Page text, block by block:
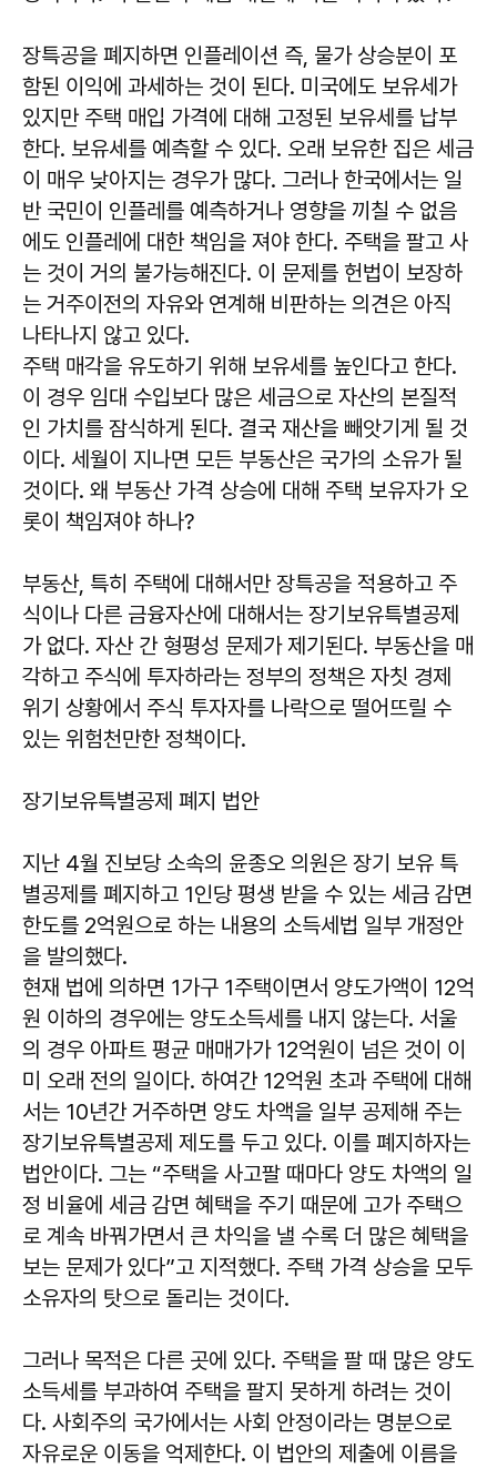
장특공을 폐지하면 인플레이션 즉, 물가 상승분이 포
함된 이익에 과세하는 것이 된다. 미국에도 보유세가
있지만 주택 매입 가격에 대해 고정된 보유세를 납부
한다. 보유세를 예측할 수 있다. 오래 보유한 집은 세금
이 매우 낮아지는 경우가 많다. 그러나 한국에서는 일
반 국민이 인플레를 예측하거나 영향을 끼칠 수 없음
에도 인플레에 대한 책임을 져야 한다. 주택을 팔고 사
는 것이 거의 불가능해진다. 이 문제를 헌법이 보장하
는 거주이전의 자유와 연계해 비판하는 의견은 아직
나타나지 않고 있다.
주택 매각을 유도하기 위해 보유세를 높인다고 한다.
이 경우 임대 수입보다 많은 세금으로 자산의 본질적
인 가치를 잠식하게 된다. 결국 재산을 빼앗기게 될 것
이다. 세월이 지나면 모든 부동산은 국가의 소유가 될
것이다. 왜 부동산 가격 상승에 대해 주택 보유자가 오
롯이 책임져야 하나?
부동산, 특히 주택에 대해서만 장특공을 적용하고 주
식이나 다른 금융자산에 대해서는 장기보유특별공제
가 없다. 자산 간 형평성 문제가 제기된다. 부동산을 매
각하고 주식에 투자하라는 정부의 정책은 자칫 경제
위기 상황에서 주식 투자자를 나락으로 떨어뜨릴 수
있는 위험천만한 정책이다.
장기보유특별공제 폐지 법안
지난 4월 진보당 소속의 윤종오 의원은 장기 보유 특
별공제를 폐지하고 1인당 평생 받을 수 있는 세금 감면
한도를 2억원으로 하는 내용의 소득세법 일부 개정안
을 발의했다.
현재 법에 의하면 1가구 1주택이면서 양도가액이 12억
원 이하의 경우에는 양도소득세를 내지 않는다. 서울
의 경우 아파트 평균 매매가가 12억원이 넘은 것이 이
미 오래 전의 일이다. 하여간 12억원 초과 주택에 대해
서는 10년간 거주하면 양도 차액을 일부 공제해 주는
장기보유특별공제 제도를 두고 있다. 이를 폐지하자는
법안이다. 그는 “주택을 사고팔 때마다 양도 차액의 일
정 비율에 세금 감면 혜택을 주기 때문에 고가 주택으
로 계속 바꿔가면서 큰 차익을 낼 수록 더 많은 혜택을
보는 문제가 있다”고 지적했다. 주택 가격 상승을 모두
소유자의 탓으로 돌리는 것이다.
그러나 목적은 다른 곳에 있다. 주택을 팔 때 많은 양도
소득세를 부과하여 주택을 팔지 못하게 하려는 것이
다. 사회주의 국가에서는 사회 안정이라는 명분으로
자유로운 이동을 억제한다. 이 법안의 제출에 이름을